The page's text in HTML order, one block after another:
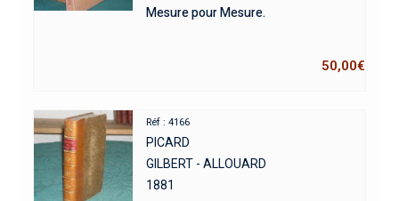
Mesure pour Mesure.
50,00€
Réf : 4166
PICARD
GILBERT - ALLOUARD
1881